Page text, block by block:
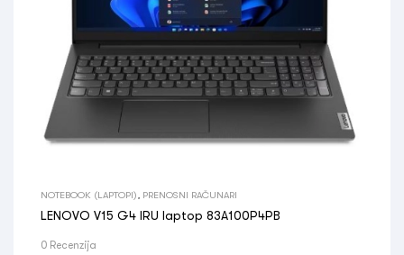
NOTEBOOK (LAPTOPI) PRENOSNI RAČUNARI
LENOVO V15 G4 IRU laptop 83A100P4PB
0 Recenzija